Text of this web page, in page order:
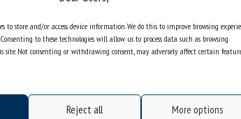
to store and/or access device information. We do this to improve browsing
to these technologies will allow us to process data such as browsing
site. Not consenting or withdrawing consent, may adversely affect certain
Reject all More options